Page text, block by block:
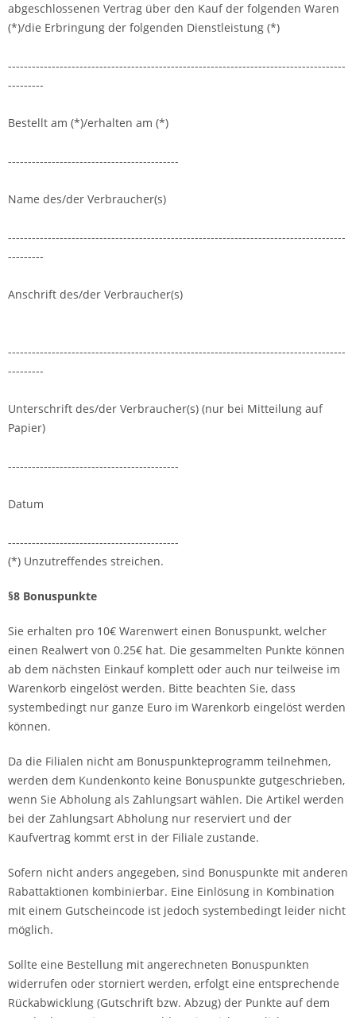
abgeschlossenen Vertrag über den Kauf der folgenden Waren
(*)/die Erbringung der folgenden Dienstleistung (*)
-------------------------------------------------------------------------------------
---------
Bestellt am (*)/erhalten am (*)
-------------------------------------------
Name des/der Verbraucher(s)
-------------------------------------------------------------------------------------
---------
Anschrift des/der Verbraucher(s)
-------------------------------------------------------------------------------------
---------
Unterschrift des/der Verbraucher(s) (nur bei Mitteilung auf
Papier)
-------------------------------------------
Datum
-------------------------------------------
(*) Unzutreffendes streichen.
§8 Bonuspunkte
Sie erhalten pro 10€ Warenwert einen Bonuspunkt, welcher
einen Realwert von 0.25€ hat. Die gesammelten Punkte können
ab dem nächsten Einkauf komplett oder auch nur teilweise im
Warenkorb eingelöst werden. Bitte beachten Sie, dass
systembedingt nur ganze Euro im Warenkorb eingelöst werden
können.
Da die Filialen nicht am Bonuspunkteprogramm teilnehmen,
werden dem Kundenkonto keine Bonuspunkte gutgeschrieben,
wenn Sie Abholung als Zahlungsart wählen. Die Artikel werden
bei der Zahlungsart Abholung nur reserviert und der
Kaufvertrag kommt erst in der Filiale zustande.
Sofern nicht anders angegeben, sind Bonuspunkte mit anderen
Rabattaktionen kombinierbar. Eine Einlösung in Kombination
mit einem Gutscheincode ist jedoch systembedingt leider nicht
möglich.
Sollte eine Bestellung mit angerechneten Bonuspunkten
widerrufen oder storniert werden, erfolgt eine entsprechende
Rückabwicklung (Gutschrift bzw. Abzug) der Punkte auf dem